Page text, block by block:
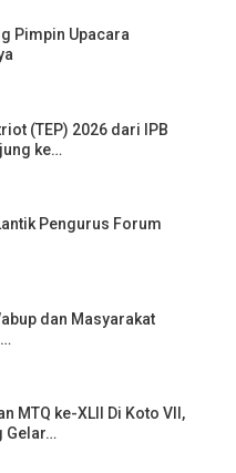
Pimpin Upacara
(TEP) 2026 dari IPB
ke…
Pengurus Forum
dan Masyarakat
MTQ ke-XLII Di Koto VII,
Gelar…